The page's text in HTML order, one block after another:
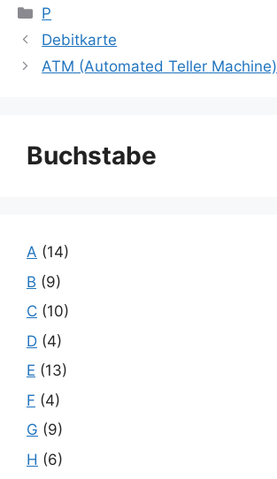
Kategorien
P
Debitkarte
ATM (Automated Teller Machine)
Buchstabe
A (14)
B (9)
C (10)
D (4)
E (13)
F (4)
G (9)
H (6)